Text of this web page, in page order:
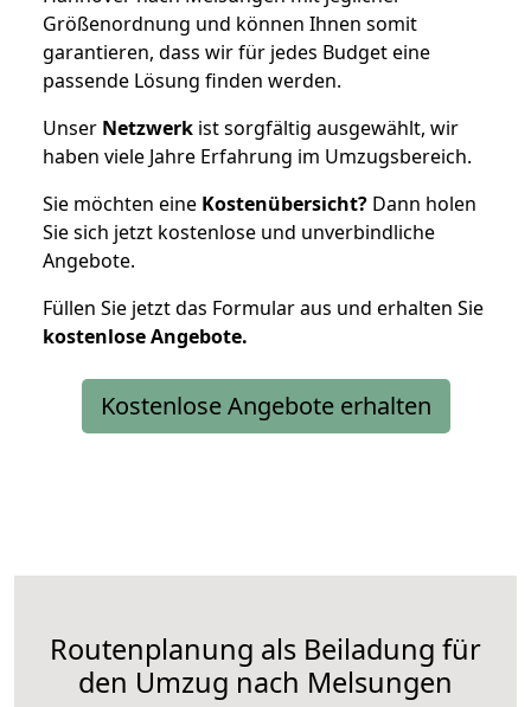
Größenordnung und können Ihnen somit
garantieren, dass wir für jedes Budget eine
passende Lösung finden werden.
Unser Netzwerk ist sorgfältig ausgewählt, wir
haben viele Jahre Erfahrung im Umzugsbereich.
Sie möchten eine Kostenübersicht? Dann holen
Sie sich jetzt kostenlose und unverbindliche
Angebote.
Füllen Sie jetzt das Formular aus und erhalten Sie
kostenloseAngebote.
Kostenlose Angebote erhalten
Routenplanung als Beiladung für
den Umzug nach Melsungen